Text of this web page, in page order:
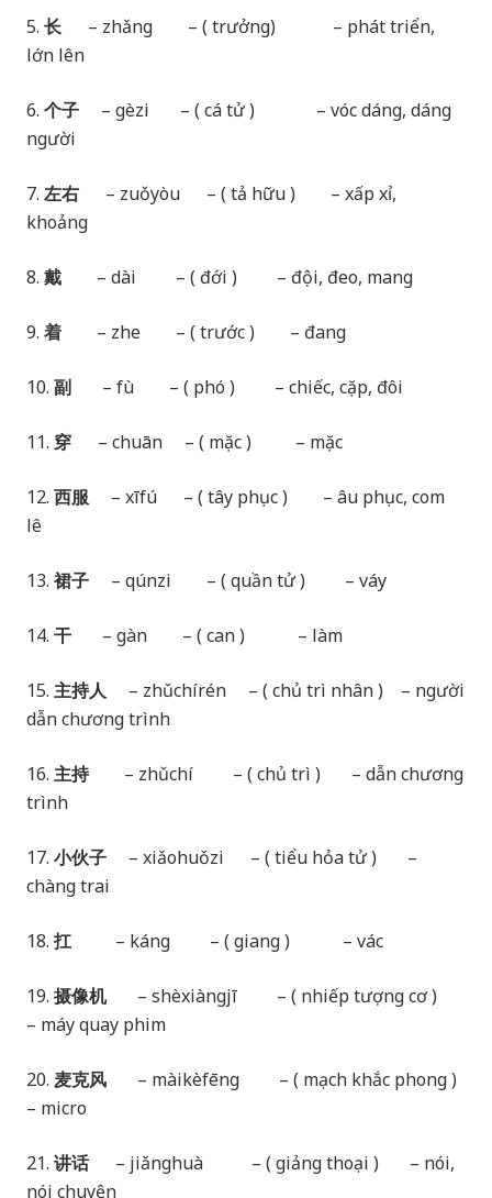
5. 长 – zhǎng – ( trưởng) – phát triển,
lớn lên
6. 个子 – gèzi – ( cá tử ) – vóc dáng, dáng
người
7. 左右 – zuǒyòu – ( tả hữu ) – xấp xỉ,
khoảng
8. 戴 – dài – ( đới ) – đội, đeo, mang
9. 着 – zhe – ( trước ) – đang
10. 副 – fù – ( phó ) – chiếc, cặp, đôi
11. 穿 – chuān – ( mặc ) – mặc
12. 西服
– xīfú – ( tây phục ) – âu phục, com
lê
13. 裙子 – qúnzi – ( quần tử ) – váy
14. 干 – gàn – ( can ) – làm
15. 主持人 – zhǔchírén – ( chủ trì nhân ) – người
dẫn chương trình
16. 主持– zhǔchí – ( chủ trì ) – dẫn chương
trình
17. 小伙子 – xiǎohuǒzi – ( tiểu hỏa tử ) –
chàng trai
18. 扛– káng – ( giang ) – vác
19. 摄像机– shèxiàngjī – ( nhiếp tượng cơ )
– máy quay phim
20. 麦克风 – màikèfēng – ( mạch khắc phong )
– micro
21. 讲话– jiǎnghuà – ( giảng thoại ) – nói,
nói chuyện